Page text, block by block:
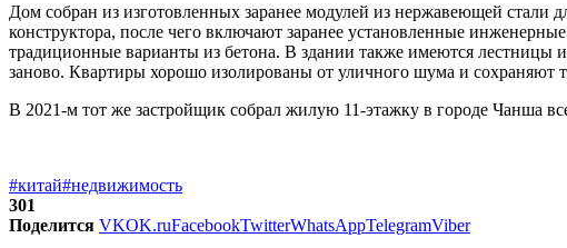
Дом собран из изготовленных заранее модулей из нержавеющей
конструктора, после чего включают заранее установленные
традиционные варианты из бетона. В здании также имеются лестницы
заново. Квартиры хорошо изолированы от уличного шума и сохраняют
В 2021-м тот же застройщик собрал жилую 11-этажку в городе Чанша
#китай#недвижимость
301
Поделится VKOK.ruFacebookTwitterWhatsAppTelegramViber